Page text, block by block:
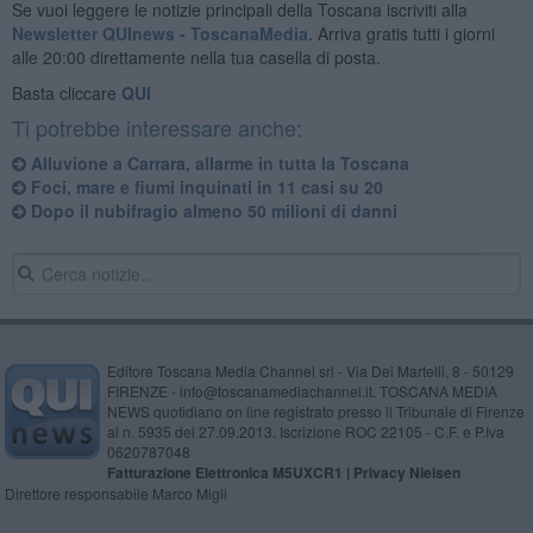
Se vuoi leggere le notizie principali della Toscana iscriviti alla
Newsletter QUInews - ToscanaMedia. Arriva gratis tutti i giorni
alle 20:00 direttamente nella tua casella di posta.
Basta cliccare QUI
Ti potrebbe interessare anche:
Alluvione a Carrara, allarme in tutta la Toscana
Foci, mare e fiumi inquinati in 11 casi su 20
Dopo il nubifragio almeno 50 milioni di danni
Editore Toscana Media Channel srl - Via Dei Martelli, 8 - 50129
FIRENZE - info@toscanamediachannel.it. TOSCANA MEDIA
NEWS quotidiano on line registrato presso il Tribunale di Firenze
al n. 5935 del 27.09.2013. Iscrizione ROC 22105 - C.F. e P.Iva
0620787048
Fatturazione Elettronica M5UXCR1 | Privacy Nielsen
Direttore responsabile Marco Migli